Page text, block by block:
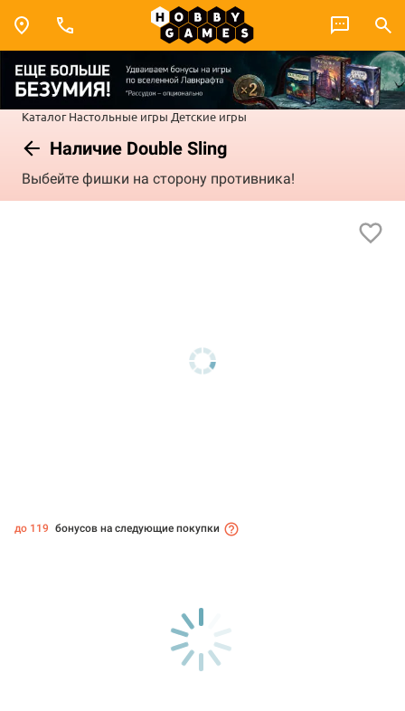
Каталог Настольные игры Детские игры
Наличие Double Sling
Выбейте фишки на сторону противника!
до 119 бонусов на следующие покупки